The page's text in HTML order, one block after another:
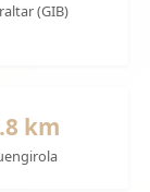
(GIB)
km